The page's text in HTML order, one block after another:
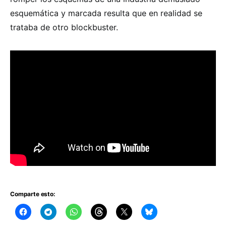
esquemática y marcada resulta que en realidad se
trataba de otro blockbuster.
Comparte esto: